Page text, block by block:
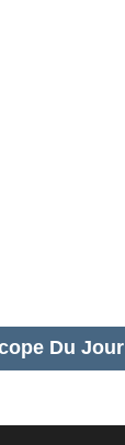
Du Jour